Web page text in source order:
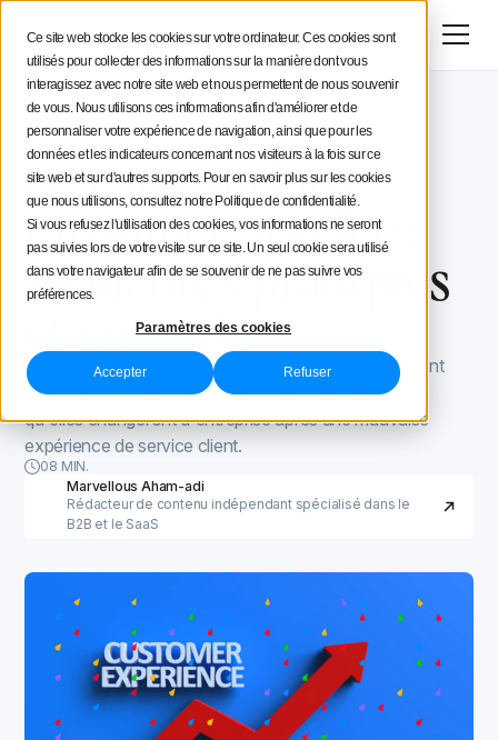
Ce site web stocke les cookies sur votre ordinateur. Ces cookies sont
utilisés pour collecter des informations sur la manière dont vous
interagissez avec notre site web et nous permettent de nous souvenir
de vous. Nous utilisons ces informations afin d'améliorer et de
personnaliser votre expérience de navigation, ainsi que pour les
données et les indicateurs concernant nos visiteurs à la fois sur ce
site web et sur d'autres supports. Pour en savoir plus sur les cookies
que nous utilisons, consultez notre Politique de confidentialité.
Si vous refusez l'utilisation des cookies, vos informations ne seront
pas suivies lors de votre visite sur ce site. Un seul cookie sera utilisé
dans votre navigateur afin de se souvenir de ne pas suivre vos
préférences.
Paramètres des cookies
Accepter Refuser
Essai gratuit
Menu
Stratégie social media
Conseils aux créateurs
Iconosquare
Blog Iconosquare Outils et astuces
Outils et astuces December 13, 2022
réseaux sociaux
Customer Service :
Meilleures pratiques
et conseils
Selon l'enquête de Microsoft sur l'état du service client
mondial, 61 % des personnes interrogées déclarent
qu'elles changeront d'entreprise après une mauvaise
expérience de service client.
08 MIN.
Marvellous Aham-adi
Rédacteur de contenu indépendant spécialisé dans le
B2B et le SaaS